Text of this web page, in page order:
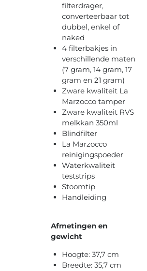
filterdrager,
converteerbaar tot
dubbel, enkel of
naked
4 filterbakjes in
verschillende maten
(7 gram, 14 gram, 17
gram en 21 gram)
Zware kwaliteit La
Marzocco tamper
Zware kwaliteit RVS
melkkan 350ml
Blindfilter
La Marzocco
reinigingspoeder
Waterkwaliteit
teststrips
Stoomtip
Handleiding
Afmetingen en
gewicht
Hoogte: 37,7 cm
Breedte: 35,7 cm